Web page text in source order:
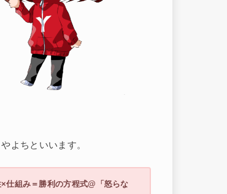
よちといいます。
仕組み＝勝利の方程式@「怒らな